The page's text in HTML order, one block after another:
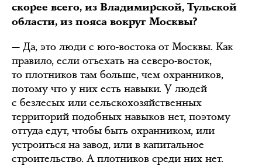
скорее всего, из Владимирской, Тульской
области, из пояса вокруг Москвы?
— Да, это люди с юго-востока от Москвы. Как
правило, если отъехать на северо-восток,
то плотников там больше, чем охранников,
потому что у них есть навыки. У людей
с безлесых или сельскохозяйственных
территорий подобных навыков нет, поэтому
оттуда едут, чтобы быть охранником, или
устроиться на завод, или в капитальное
строительство. А плотников среди них нет.